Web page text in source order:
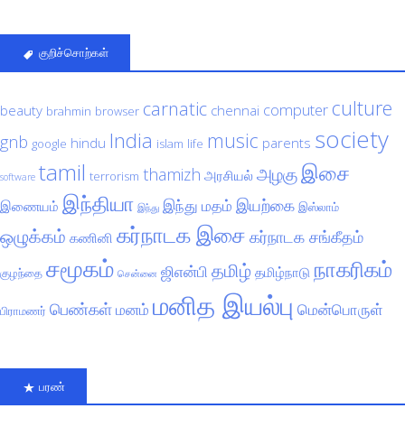
குறிச்சொற்கள்
beauty brahmin browser carnatic chennai computer culture
gnb google hindu India islam life music parents society
software tamil terrorism thamizh அரசியல் அழகுஇசை
இணையம் இந்தியா இந்து இந்து மதம் இயற்கை இஸ்லாம்
ஒழுக்கம் கணினி கர்நாடக இசை கர்நாடக சங்கீதம்
குழந்தை சமூகம் சென்னை ஜிஎன்பி தமிழ் தமிழ்நாடு நாகரிகம்
பிராமணர் பெண்கள்மனம் மனித இயல்பு மென்பொருள்
பரண்